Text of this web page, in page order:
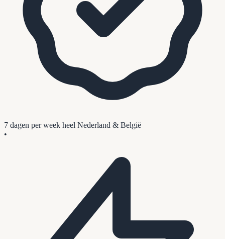
7 dagen per week heel Nederland & België
•